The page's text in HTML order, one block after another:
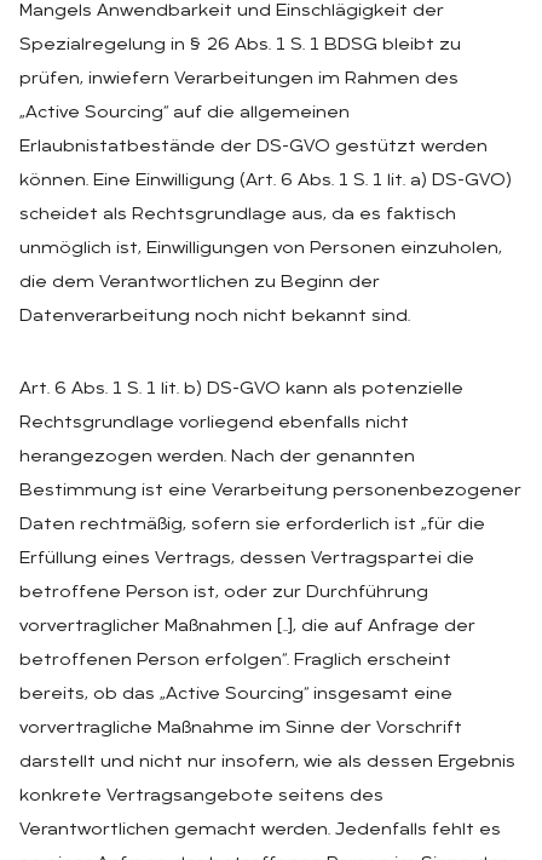
Mangels Anwendbarkeit und Einschlägigkeit der
Spezialregelung in § 26 Abs. 1 S. 1 BDSG bleibt zu
prüfen, inwiefern Verarbeitungen im Rahmen des
„Active Sourcing“ auf die allgemeinen
Erlaubnistatbestände der DS-GVO gestützt werden
können. Eine Einwilligung (Art. 6 Abs. 1 S. 1 lit. a) DS-GVO)
scheidet als Rechtsgrundlage aus, da es faktisch
unmöglich ist, Einwilligungen von Personen einzuholen,
die dem Verantwortlichen zu Beginn der
Datenverarbeitung noch nicht bekannt sind.
Art. 6 Abs. 1 S. 1 lit. b) DS-GVO kann als potenzielle
Rechtsgrundlage vorliegend ebenfalls nicht
herangezogen werden. Nach der genannten
Bestimmung ist eine Verarbeitung personenbezogener
Daten rechtmäßig, sofern sie erforderlich ist „für die
Erfüllung eines Vertrags, dessen Vertragspartei die
betroffene Person ist, oder zur Durchführung
vorvertraglicher Maßnahmen [..], die auf Anfrage der
betroffenen Person erfolgen“. Fraglich erscheint
bereits, ob das „Active Sourcing“ insgesamt eine
vorvertragliche Maßnahme im Sinne der Vorschrift
darstellt und nicht nur insofern, wie als dessen Ergebnis
konkrete Vertragsangebote seitens des
Verantwortlichen gemacht werden. Jedenfalls fehlt es